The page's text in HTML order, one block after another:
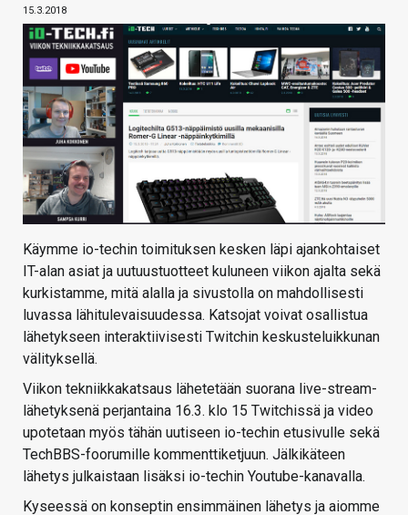
15.3.2018
Käymme io-techin toimituksen kesken läpi ajankohtaiset
IT-alan asiat ja uutuustuotteet kuluneen viikon ajalta sekä
kurkistamme, mitä alalla ja sivustolla on mahdollisesti
luvassa lähitulevaisuudessa. Katsojat voivat osallistua
lähetykseen interaktiivisesti Twitchin keskusteluikkunan
välityksellä.
Viikon tekniikkakatsaus lähetetään suorana live-stream-
lähetyksenä perjantaina 16.3. klo 15 Twitchissä ja video
upotetaan myös tähän uutiseen io-techin etusivulle sekä
TechBBS-foorumille kommenttiketjuun. Jälkikäteen
lähetys julkaistaan lisäksi io-techin Youtube-kanavalla.
Kyseessä on konseptin ensimmäinen lähetys ja aiomme